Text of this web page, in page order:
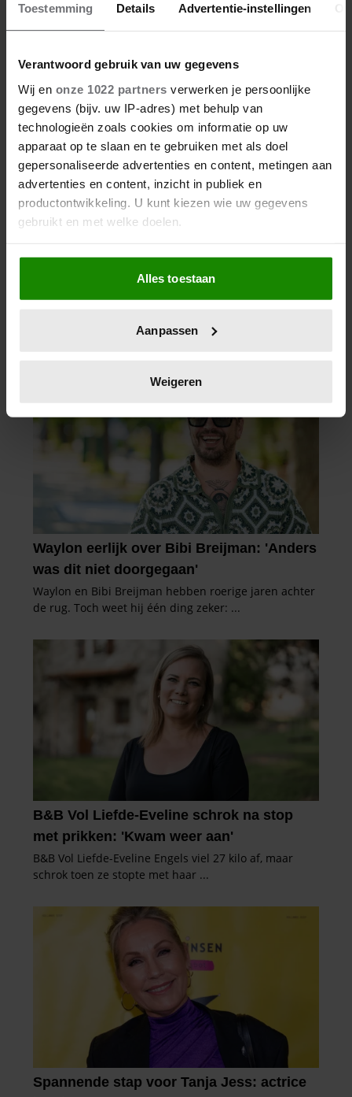
Toestemming Details Advertentie-instellingen
Verantwoord gebruik van uw gegevens
Wij en onze 1022 partners verwerken je persoonlijke
gegevens (bijv. uw IP-adres) met behulp van
technologieën zoals cookies om informatie op uw
apparaat op te slaan en te gebruiken met als doel
gepersonaliseerde advertenties en content, metingen aan
advertenties en content, inzicht in publiek en
productontwikkeling. U kunt kiezen wie uw gegevens
gebruikt en met welke doelen.
Als u het toestaat, willen we ook graag:
Informatie verzamelen over uw geografische
locatie, die tot een paar meter nauwkeurig kan zijn
scannen op specifieke eigenschappen (fingerprinting)
verwerkt en stel uw voorkeuren in het
intrekken in de Cookieverklaring.
We gebruiken cookies om content en advertenties te
personaliseren, om functies voor social media te bieden
en om ons websiteverkeer te analyseren. Ook delen we
informatie over uw gebruik van onze site met onze
partners voor social media, adverteren en analyse. Deze
partners kunnen deze gegevens combineren met andere
informatie die u aan ze heeft verstrekt of die ze hebben
verzameld op basis van uw gebruik van hun services. U
gaat akkoord met onze cookies als u onze website blijft
Alles toestaan
Aanpassen
Weigeren